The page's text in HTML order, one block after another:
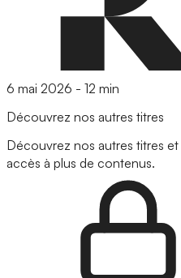
6 mai 2026 - 12 min
Découvrez nos autres titres
Découvrez nos autres titres
accès à plus de contenus.